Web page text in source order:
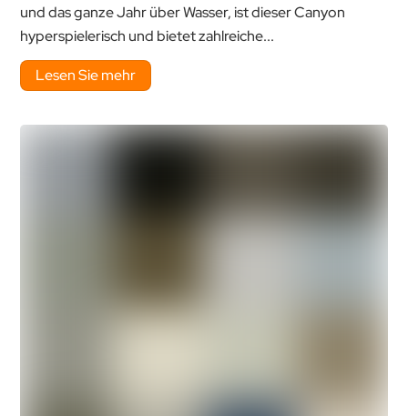
und das ganze Jahr über Wasser, ist dieser Canyon
hyperspielerisch und bietet zahlreiche...
Lesen Sie mehr